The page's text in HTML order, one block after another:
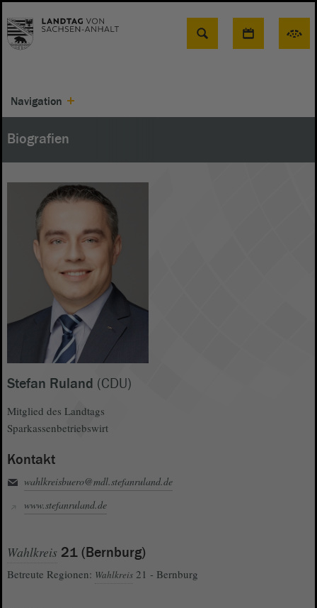
Suche
Navigation
Biografien
Stefan Ruland (CDU)
Mitglied des Landtags
Sparkassenbetriebswirt
Kontakt
wahlkreisbuero@mdl.stefanruland.de
www.stefanruland.de
Wahlkreis 21 (Bernburg)
Betreute Regionen: Wahlkreis 21 - Bernburg